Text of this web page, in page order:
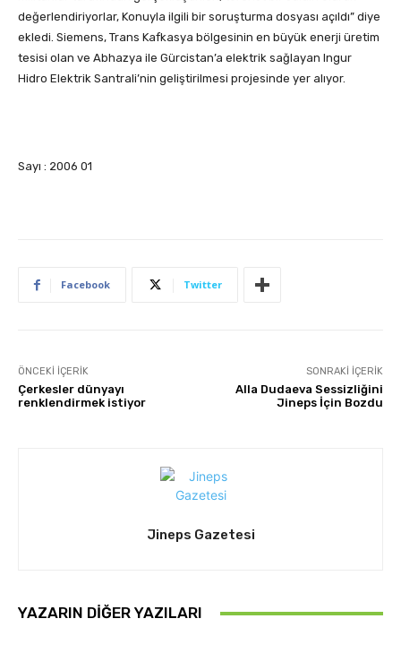
değerlendiriyorlar, Konuyla ilgili bir soruşturma dosyası açıldı” diye
ekledi. Siemens, Trans Kafkasya bölgesinin en büyük enerji üretim
tesisi olan ve Abhazya ile Gürcistan’a elektrik sağlayan Ingur
Hidro Elektrik Santrali’nin geliştirilmesi projesinde yer alıyor.
Sayı : 2006 01
Facebook Twitter
ÖNCEKI İÇERIK
Çerkesler dünyayı
renklendirmek istiyor
SONRAKI İÇERIK
Alla Dudaeva Sessizliğini
Jineps İçin Bozdu
Jineps Gazetesi
YAZARIN DIĞER YAZILARI